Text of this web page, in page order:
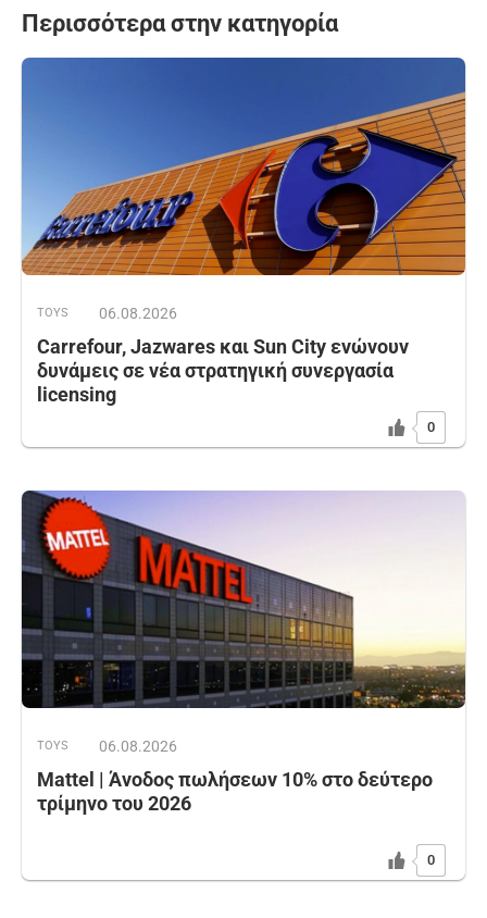
Περισσότερα στην κατηγορία
TOYS 06.08.2026
Carrefour, Jazwares και Sun City ενώνουν
δυνάμεις σε νέα στρατηγική συνεργασία
licensing
0
TOYS 06.08.2026
Mattel | Άνοδος πωλήσεων 10% στο δεύτερο
τρίμηνο του 2026
0